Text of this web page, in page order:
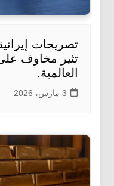
تصريحات
تثير مخاوف
العالمية.
3 مارس، 2026